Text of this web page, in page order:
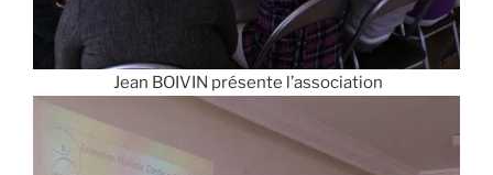
Jean BOIVIN présente l’association